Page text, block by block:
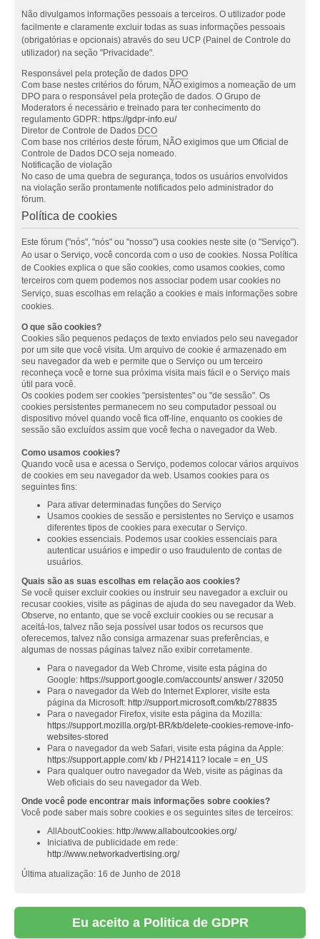
Não divulgamos informações pessoais a terceiros. O utilizador pode
facilmente e claramente excluir todas as suas informações pessoais
(obrigatórias e opcionais) através do seu UCP (Painel de Controle do
utilizador) na seção "Privacidade".
Responsável pela proteção de dados DPO
Com base nestes critérios do fórum, NÃO exigimos a nomeação de um
DPO para o responsável pela proteção de dados. O Grupo de
Moderators é necessário e treinado para ter conhecimento do
regulamento GDPR: https://gdpr-info.eu/
Diretor de Controle de Dados DCO
Com base nos critérios deste fórum, NÃO exigimos que um Oficial de
Controle de Dados DCO seja nomeado.
Notificação de violação
No caso de uma quebra de segurança, todos os usuários envolvidos
na violação serão prontamente notificados pelo administrador do
fórum.
Política de cookies
Este fórum ("nós", "nós" ou "nosso") usa cookies neste site (o "Serviço").
Ao usar o Serviço, você concorda com o uso de cookies. Nossa Política
de Cookies explica o que são cookies, como usamos cookies, como
terceiros com quem podemos nos associar podem usar cookies no
Serviço, suas escolhas em relação a cookies e mais informações sobre
cookies.
O que são cookies?
Cookies são pequenos pedaços de texto enviados pelo seu navegador
por um site que você visita. Um arquivo de cookie é armazenado em
seu navegador da web e permite que o Serviço ou um terceiro
reconheça você e torne sua próxima visita mais fácil e o Serviço mais
útil para você.
Os cookies podem ser cookies "persistentes" ou "de sessão". Os
cookies persistentes permanecem no seu computador pessoal ou
dispositivo móvel quando você fica off-line, enquanto os cookies de
sessão são excluídos assim que você fecha o navegador da Web.
Como usamos cookies?
Quando você usa e acessa o Serviço, podemos colocar vários arquivos
de cookies em seu navegador da web. Usamos cookies para os
seguintes fins:
Para ativar determinadas funções do Serviço
Usamos cookies de sessão e persistentes no Serviço e usamos
diferentes tipos de cookies para executar o Serviço.
cookies essenciais. Podemos usar cookies essenciais para
autenticar usuários e impedir o uso fraudulento de contas de
usuários.
Quais são as suas escolhas em relação aos cookies?
Se você quiser excluir cookies ou instruir seu navegador a excluir ou
recusar cookies, visite as páginas de ajuda do seu navegador da Web.
Observe, no entanto, que se você excluir cookies ou se recusar a
aceitá-los, talvez não seja possível usar todos os recursos que
oferecemos, talvez não consiga armazenar suas preferências, e
algumas de nossas páginas talvez não exibir corretamente.
Para o navegador da Web Chrome, visite esta página do
Google: https://support.google.com/accounts/ answer / 32050
Para o navegador da Web do Internet Explorer, visite esta
página da Microsoft: http://support.microsoft.com/kb/278835
Para o navegador Firefox, visite esta página da Mozilla:
https://support.mozilla.org/pt-BR/kb/delete-cookies-remove-info-
websites-stored
Para o navegador da web Safari, visite esta página da Apple:
https://support.apple.com/ kb / PH21411? locale = en_US
Para qualquer outro navegador da Web, visite as páginas da
Web oficiais do seu navegador da Web.
Onde você pode encontrar mais informações sobre cookies?
Você pode saber mais sobre cookies e os seguintes sites de terceiros:
AllAboutCookies: http://www.allaboutcookies.org/
Iniciativa de publicidade em rede:
http://www.networkadvertising.org/
Última atualização: 16 de Junho de 2018